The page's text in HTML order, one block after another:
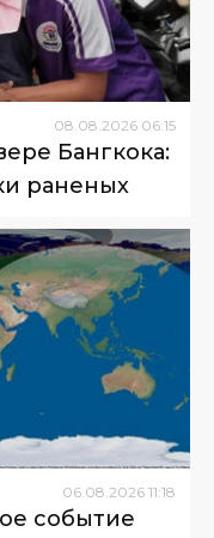
08.08.2026 06:15
Бангкока:
раненых
06.08.2026 11:18
событие